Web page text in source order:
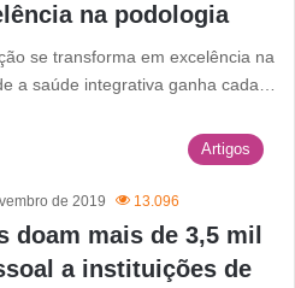
na podologia
se transforma em excelência na
a saúde integrativa ganha cada…
Artigos
de 2019 13.096
doam mais de 3,5 mil
a instituições de